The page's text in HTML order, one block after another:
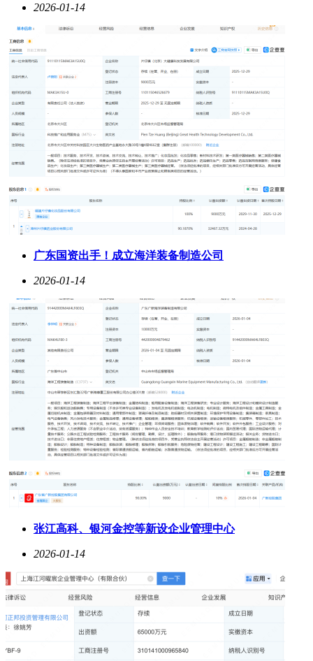
2026-01-14
广东国资出手！成立海洋装备制造公司
2026-01-14
张江高科、银河金控等新设企业管理中心
2026-01-14